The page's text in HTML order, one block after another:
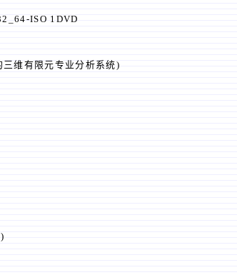
ISO 1DVD
维有限元专业分析系统)